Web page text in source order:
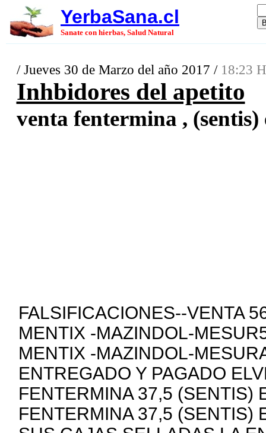
YerbaSana.cl
Sanate con hierbas, Salud Natural
/ Jueves 30 de Marzo del año 2017 / 18:23
Inhbidores del apetito
venta fentermina ,
FALSIFICACIONES--VENTA
MENTIX -MAZINDOL-
MENTIX -MAZINDOL-
ENTREGADO Y PAGADO
FENTERMINA 37,5 (SENTIS)
FENTERMINA 37,5 (SENTIS)